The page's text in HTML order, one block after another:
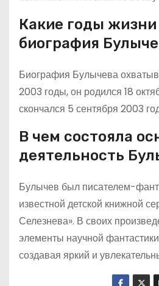
Какие годы
биография
Биография Булычева
2003 годы, он родился 18
скончался 5 сентября 2003
В чем состояла
деятельность
Булычев был писателем-
известной детской книжной
Селезнева». В своих
элементы научной
создавая яркий и